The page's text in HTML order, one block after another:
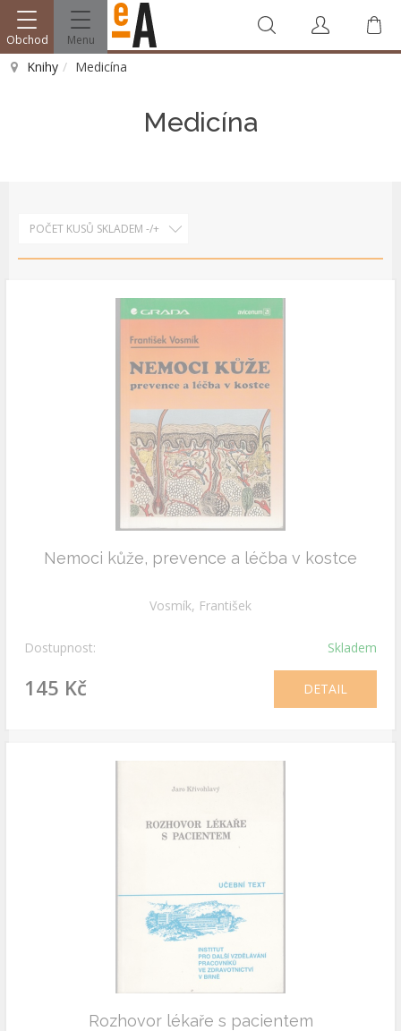
Obchod Menu
Knihy Medicína
Medicína
POČET KUSŮ SKLADEM -/+
Nemoci kůže, prevence a léčba v kostce
Vosmík, František
Dostupnost: Skladem
145 Kč DETAIL
Rozhovor lékaře s pacientem